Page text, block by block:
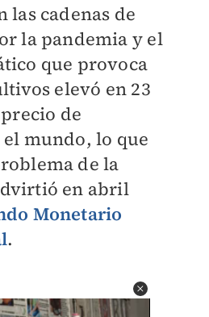
las cadenas de
la pandemia y el
que provoca
elevó en 23
de
mundo, lo que
de la
en abril
Monetario
.